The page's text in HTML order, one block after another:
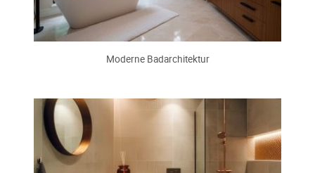
Moderne Badarchitektur